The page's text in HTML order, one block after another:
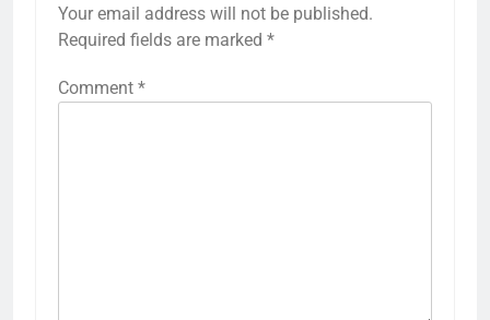
Your email address will not be published.
Required fields are marked *
Comment *